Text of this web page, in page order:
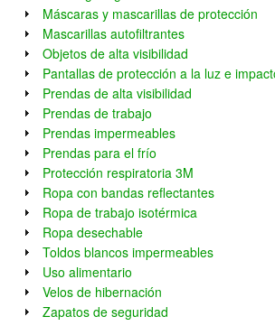
Máscaras y mascarillas de protección
Mascarillas autofiltrantes
Objetos de alta visibilidad
Pantallas de protección a la luz e
Prendas de alta visibilidad
Prendas de trabajo
Prendas impermeables
Prendas para el frío
Protección respiratoria 3M
Ropa con bandas reflectantes
Ropa de trabajo isotérmica
Ropa desechable
Toldos blancos impermeables
Uso alimentario
Velos de hibernación
Zapatos de seguridad